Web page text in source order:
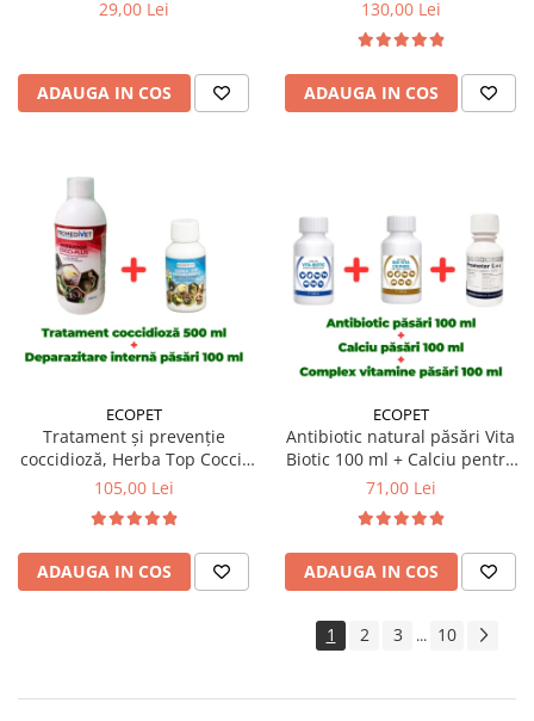
29,00 Lei
ADAUGA IN COS
130,00 Lei
ADAUGA IN COS
ECOPET
Tratament și prevenție
coccidioză, Herba Top Cocci-
Plus 500 ml + Antiparazitar
Top Antihelmintic 100 ml
105,00 Lei
ADAUGA IN COS
ECOPET
Antibiotic natural păsări Vita
Biotic 100 ml + Calciu pentru
păsări Bio Vita CD Phos 100 ml
47.0 100 ml
71,00 Lei
ADAUGA IN COS
1 2 3 ... 10